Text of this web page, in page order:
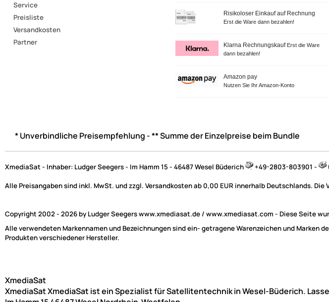
Service
Preisliste
Versandkosten
Partner
Risikoloser Einkauf auf Rechnung
Erst die Ware dann bezahlen!
Klarna Rechnungskauf Erst die Ware
dann bezahlen!
Amazon pay
Nutzen Sie Ihr Amazon-Konto
* Unverbindliche Preisempfehlung - ** Summe der Einzelpreise beim Bundle
XmediaSat - Inhaber: Ludger Seegers - Im Hamm 15 - 46487 Wesel Büderich +49-2803-803901 -
Alle Preisangaben sind inkl. MwSt. und zzgl. Versandkosten ab 0,00 EUR innerhalb Deutschlands.
Copyright 2002 - 2026 by Ludger Seegers www.xmediasat.de / www.xmediasat.com - Diese Seite
Alle verwendeten Markennamen und Bezeichnungen sind ein- getragene Warenzeichen und
Produkten verschiedener Hersteller.
XmediaSat
XmediaSatXmediaSat ist ein Spezialist für Satellitentechnik in Wesel-Büderich.